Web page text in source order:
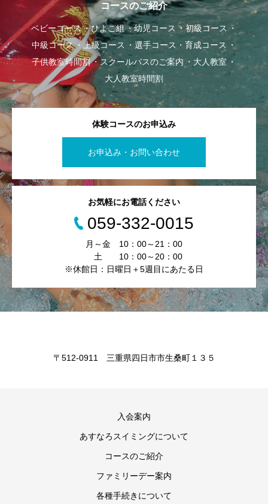
コースのご紹介
ベビーコース ひよこ組 幼児コース
初級コース
中級コース
上級コース
選手コース・育成コース
子供教室時間割
スクールバスのご案内
大人教室
大人教室時間割
体験コースのお申込み
お申込み・お問い合わせ
お気軽にお電話ください
059-332-0015
月～金 10：00～21：00
土 10：00～20：00
※休館日：日曜日＋5週目にあたる日
〒512-0911 三重県四日市市生桑町１３５
入会案内
あすなろスイミングについて
コースのご紹介
ファミリーデー案内
各種手続きについて